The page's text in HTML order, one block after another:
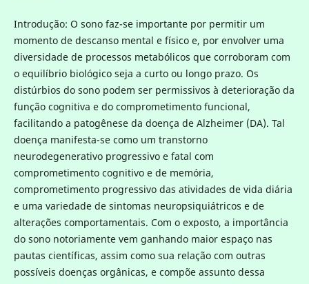
Introdução: O sono faz-se importante por permitir um
momento de descanso mental e físico e, por envolver uma
diversidade de processos metabólicos que corroboram com
o equilíbrio biológico seja a curto ou longo prazo. Os
distúrbios do sono podem ser permissivos à deterioração da
função cognitiva e do comprometimento funcional,
facilitando a patogênese da doença de Alzheimer (DA). Tal
doença manifesta-se como um transtorno
neurodegenerativo progressivo e fatal com
comprometimento cognitivo e de memória,
comprometimento progressivo das atividades de vida diária
e uma variedade de sintomas neuropsiquiátricos e de
alterações comportamentais. Com o exposto, a importância
do sono notoriamente vem ganhando maior espaço nas
pautas científicas, assim como sua relação com outras
possíveis doenças orgânicas, e compõe assunto dessa